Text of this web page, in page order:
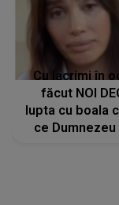
Cu lacrimi în
făcut NOI
lupta cu boala
ce